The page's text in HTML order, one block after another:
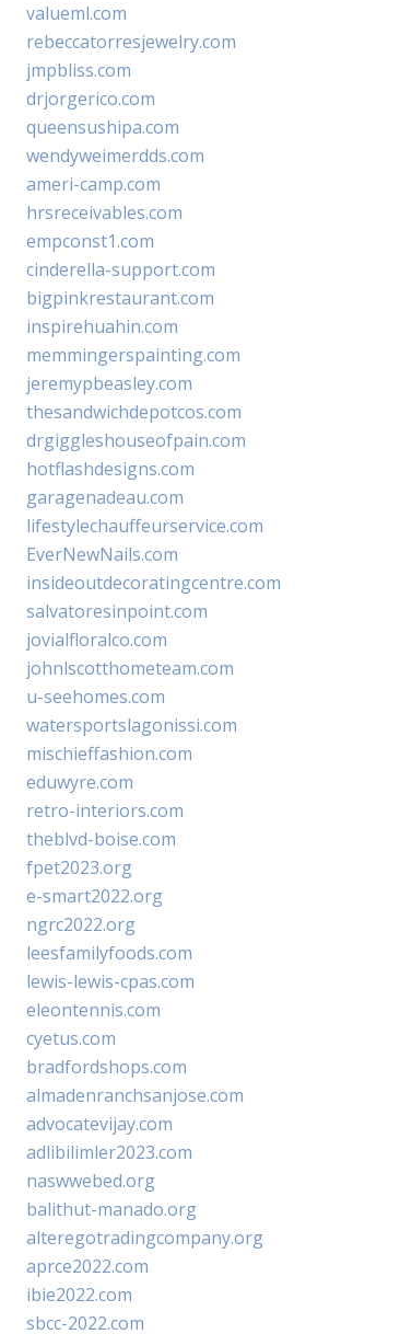
valueml.com
rebeccatorresjewelry.com
jmpbliss.com
drjorgerico.com
queensushipa.com
wendyweimerdds.com
ameri-camp.com
hrsreceivables.com
empconst1.com
cinderella-support.com
bigpinkrestaurant.com
inspirehuahin.com
memmingerspainting.com
jeremypbeasley.com
thesandwichdepotcos.com
drgiggleshouseofpain.com
hotflashdesigns.com
garagenadeau.com
lifestylechauffeurservice.com
EverNewNails.com
insideoutdecoratingcentre.com
salvatoresinpoint.com
jovialfloralco.com
johnlscotthometeam.com
u-seehomes.com
watersportslagonissi.com
mischieffashion.com
eduwyre.com
retro-interiors.com
theblvd-boise.com
fpet2023.org
e-smart2022.org
ngrc2022.org
leesfamilyfoods.com
lewis-lewis-cpas.com
eleontennis.com
cyetus.com
bradfordshops.com
almadenranchsanjose.com
advocatevijay.com
adlibilimler2023.com
naswwebed.org
balithut-manado.org
alteregotradingcompany.org
aprce2022.com
ibie2022.com
sbcc-2022.com